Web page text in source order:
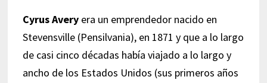
Cyrus Averyera un emprendedor nacido en
Stevensville (Pensilvania), en 1871 y que a lo largo
de casi cinco décadas había viajado a lo largo y
ancho de los Estados Unidos (sus primeros años